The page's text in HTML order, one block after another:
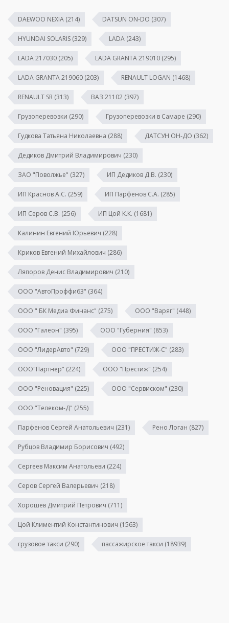
DAEWOO NEXIA (214) DATSUN ON-DO (307)
HYUNDAI SOLARIS (329) LADA (243)
LADA 217030 (205) LADA GRANTA 219010 (295)
LADA GRANTA 219060 (203) RENAULT LOGAN (1468)
RENAULT SR (313) ВАЗ 21102 (397)
Грузоперевозки (290) Грузоперевозки в Самаре (290)
Гудкова Татьяна Николаевна (288) ДАТСУН ОН-ДО (362)
Дедиков Дмитрий Владимирович (230)
ЗАО "Поволжье" (327) ИП Дедиков Д.В. (230)
ИП Краснов А.С. (259) ИП Парфенов С.А. (285)
ИП Серов С.В. (256) ИП Цой К.К. (1681)
Калинин Евгений Юрьевич (228)
Криков Евгений Михайлович (286)
Ляпоров Денис Владимирович (210)
ООО "АвтоПроффи63" (364)
ООО " БК Медиа Финанс" (275) ООО "Варяг" (448)
ООО "Галеон" (395) ООО "Губерния" (853)
ООО "ЛидерАвто" (729) ООО "ПРЕСТИЖ-С" (283)
ООО"Партнер" (224) ООО "Престиж" (254)
ООО "Реновация" (225) ООО "Сервиском" (230)
ООО "Телеком-Д" (255)
Парфенов Сергей Анатольевич (231) Рено Логан (827)
Рубцов Владимир Борисович (492)
Сергеев Максим Анатольеви (224)
Серов Сергей Валерьевич (218)
Хорошев Дмитрий Петрович (711)
Цой Климентий Константинович (1563)
грузовое такси (290) пассажирское такси (18939)